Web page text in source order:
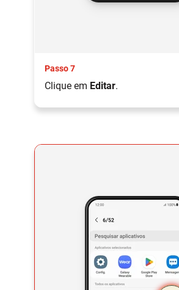
Passo 7
Clique em Editar.